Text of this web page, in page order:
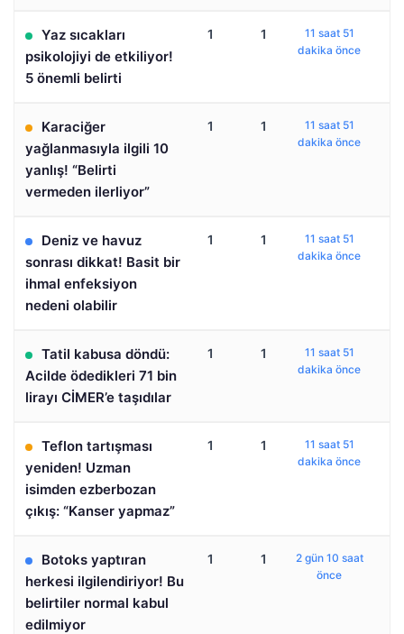
Yaz sıcakları
psikolojiyi de etkiliyor!
5 önemli belirti
1 1
11 saat 51
dakika önce
Karaciğer
yağlanmasıyla ilgili 10
yanlış! “Belirti
vermeden ilerliyor”
1 1
11 saat 51
dakika önce
Deniz ve havuz
sonrası dikkat! Basit bir
ihmal enfeksiyon
nedeni olabilir
1 1
11 saat 51
dakika önce
Tatil kabusa döndü:
Acilde ödedikleri 71 bin
lirayı CİMER’e taşıdılar
1 1
11 saat 51
dakika önce
Teflon tartışması
yeniden! Uzman
isimden ezberbozan
çıkış: “Kanser yapmaz”
1 1
11 saat 51
dakika önce
Botoks yaptıran
herkesi ilgilendiriyor! Bu
belirtiler normal kabul
edilmiyor
1 1
2 gün 10 saat
önce